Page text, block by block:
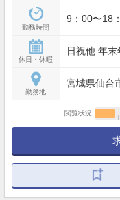
勤務時間
9：00〜18
休日・休暇
日祝他 年
勤務地
宮城県仙台
閲覧状況